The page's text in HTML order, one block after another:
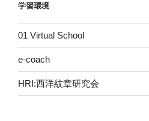
ブ
学習環境
01 Virtual School
e-coach
HRI:西洋紋章研究会